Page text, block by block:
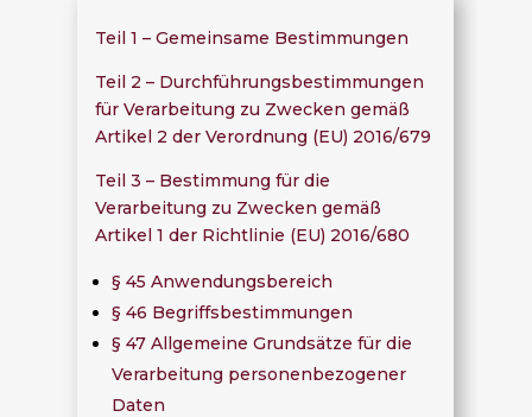
Teil 1 – Gemeinsame Bestimmungen
Teil 2 – Durchführungsbestimmungen
für Verarbeitung zu Zwecken gemäß
Artikel 2 der Verordnung (EU) 2016/679
Teil 3 – Bestimmung für die
Verarbeitung zu Zwecken gemäß
Artikel 1 der Richtlinie (EU) 2016/680
§ 45 Anwendungsbereich
§ 46 Begriffsbestimmungen
§ 47 Allgemeine Grundsätze für die
Verarbeitung personenbezogener
Daten